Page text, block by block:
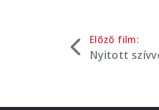
Előző film:
Nyitott